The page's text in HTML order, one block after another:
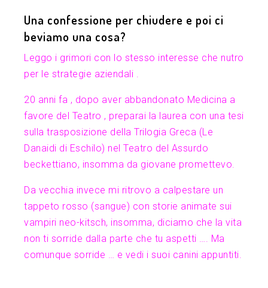
Una confessione per chiudere e poi ci
beviamo una cosa?
Leggo i grimori con lo stesso interesse che nutro
per le strategie aziendali .
20 anni fa , dopo aver abbandonato Medicina a
favore del Teatro , preparai la laurea con una tesi
sulla trasposizione della Trilogia Greca (Le
Danaidi di Eschilo) nel Teatro del Assurdo
beckettiano, insomma da giovane promettevo.
Da vecchia invece mi ritrovo a calpestare un
tappeto rosso (sangue) con storie animate sui
vampiri neo-kitsch, insomma, diciamo che la vita
non ti sorride dalla parte che tu aspetti …. Ma
comunque sorride … e vedi i suoi canini appuntiti.